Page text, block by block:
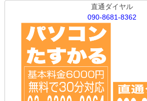
直通ダイヤル
090-8681-8362